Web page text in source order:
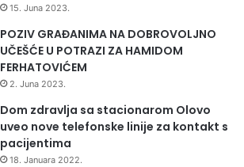
15. Juna 2023.
POZIV GRAĐANIMA NA DOBROVOLJNO
UČEŠĆE U POTRAZI ZA HAMIDOM
FERHATOVIĆEM
2. Juna 2023.
Dom zdravlja sa stacionarom Olovo
uveo nove telefonske linije za kontakt s
pacijentima
18. Januara 2022.